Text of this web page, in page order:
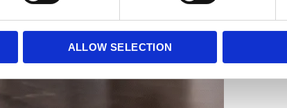
ALLOW SELECTION